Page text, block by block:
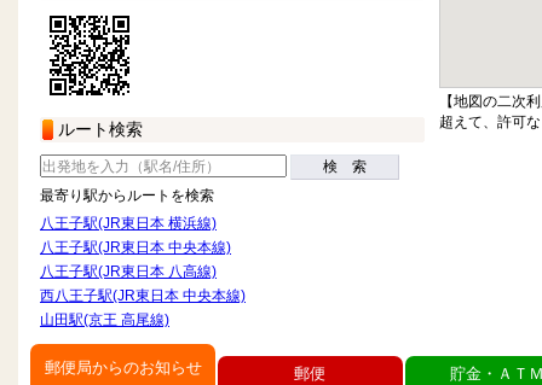
ルート検索
検 索
最寄り駅からルートを検索
八王子駅(JR東日本 横浜線)
八王子駅(JR東日本 中央本線)
八王子駅(JR東日本 八高線)
西八王子駅(JR東日本 中央本線)
山田駅(京王 高尾線)
【地図の二次
超えて、許可
郵便局からのお知らせ 郵便 貯金・ＡＴ